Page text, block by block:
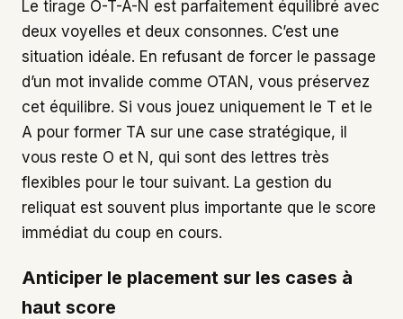
Le tirage O-T-A-N est parfaitement équilibré avec
deux voyelles et deux consonnes. C’est une
situation idéale. En refusant de forcer le passage
d’un mot invalide comme OTAN, vous préservez
cet équilibre. Si vous jouez uniquement le T et le
A pour former TA sur une case stratégique, il
vous reste O et N, qui sont des lettres très
flexibles pour le tour suivant. La gestion du
reliquat est souvent plus importante que le score
immédiat du coup en cours.
Anticiper le placement sur les cases à
haut score